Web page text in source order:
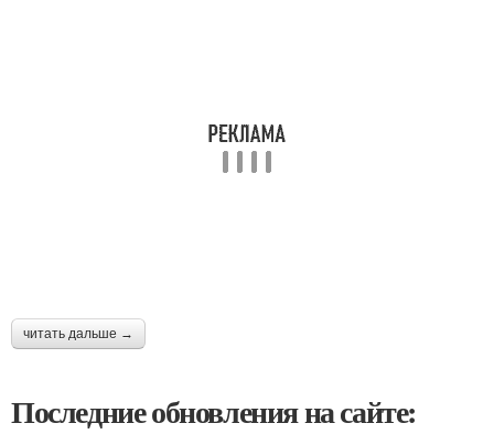
читать дальше →
Последние обновления на сайте: